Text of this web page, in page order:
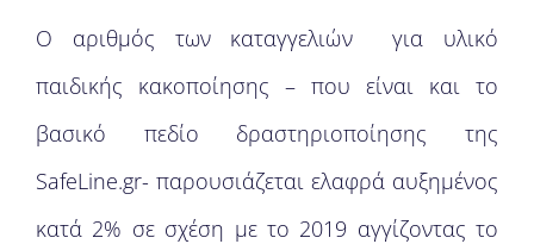
Ο αριθμός των καταγγελιών για υλικό
παιδικής κακοποίησης – που είναι και το
βασικό πεδίο δραστηριοποίησης της
SafeLine.gr- παρουσιάζεται ελαφρά αυξημένος
κατά 2% σε σχέση με το 2019 αγγίζοντας το